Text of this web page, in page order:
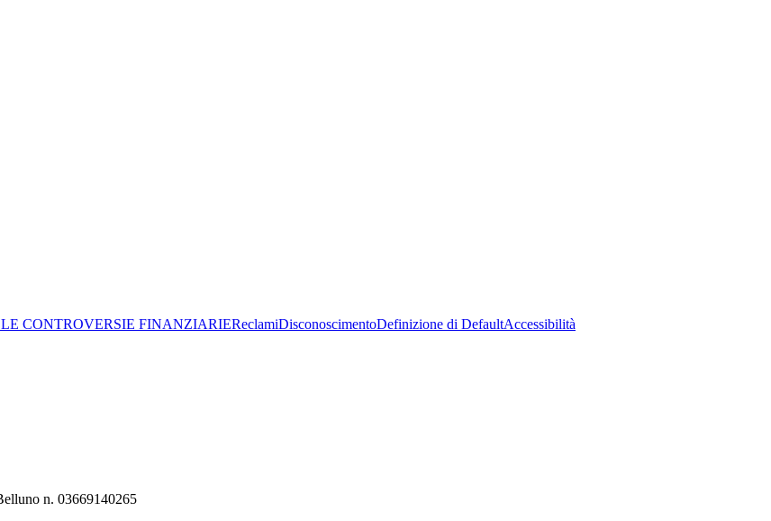
CONTROVERSIE FINANZIARIEReclamiDisconoscimentoDefinizione di DefaultAccessibilità
n. 03669140265